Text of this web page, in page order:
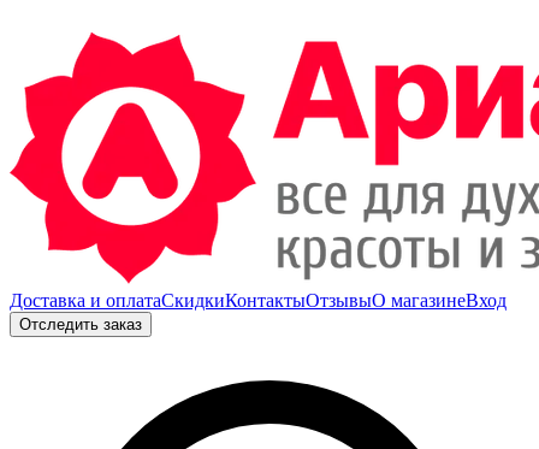
Доставка и оплатаСкидкиКонтактыОтзывыО магазинеВход
Отследить заказ